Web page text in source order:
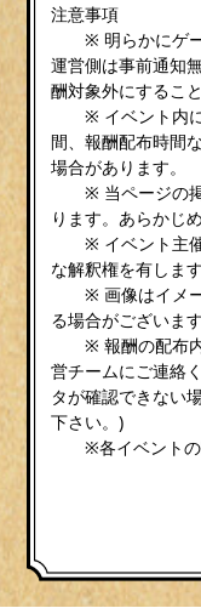
注意事項
※ 明らかにゲー
運営側は事前通知
酬対象外にするこ
※ イベント内に
間、報酬配布時間
場合があります。
※ 当ページの掲
ります。あらかじ
※ イベント主催
な解釈権を有します
※ 画像はイメー
る場合がございます
※ 報酬の配布内
営チームにご連絡
タが確認できない
下さい。)
※各イベントの